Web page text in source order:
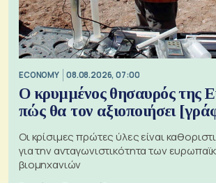
ECONOMY 08.08.2026, 07:00
Ο κρυμμένος θησαυρός της
πώς θα τον αξιοποιήσει
Οι κρίσιμες πρώτες ύλες είναι
για την ανταγωνιστικότητα των
βιομηχανιών